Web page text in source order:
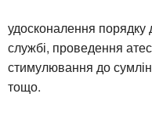
удосконалення порядку
службі, проведення
стимулювання до
тощо.